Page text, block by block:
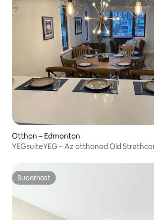
Otthon – Edmonton
YEGsuiteYEG – Az otthonod Old
Superhost
Superhost